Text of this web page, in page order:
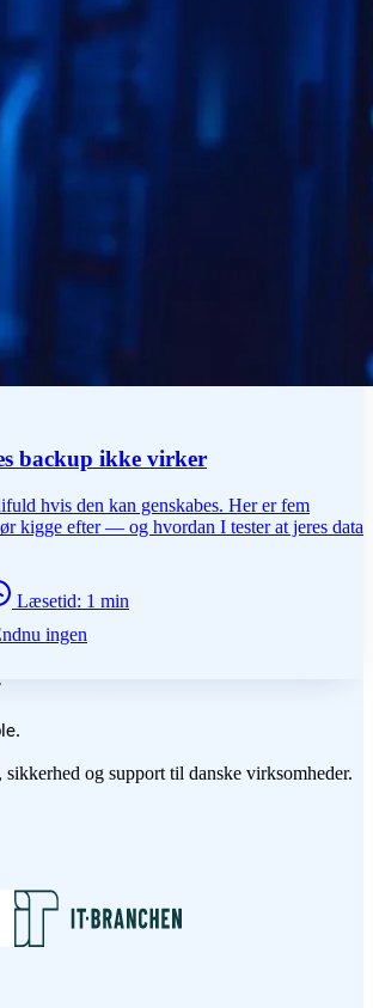
backup ikke virker
hvis den kan genskabes. Her er fem
kigge efter — og hvordan I tester at jeres data
Læsetid: 1 min
ingen
og support til danske virksomheder.